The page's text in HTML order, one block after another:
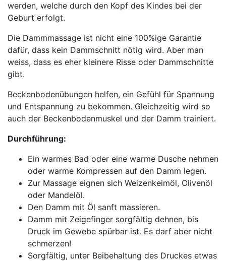
werden, welche durch den Kopf des Kindes bei der
Geburt erfolgt.
Die Dammmassage ist nicht eine 100%ige Garantie
dafür, dass kein Dammschnitt nötig wird. Aber man
weiss, dass es eher kleinere Risse oder Dammschnitte
gibt.
Beckenbodenübungen helfen, ein Gefühl für Spannung
und Entspannung zu bekommen. Gleichzeitig wird so
auch der Beckenbodenmuskel und der Damm trainiert.
Durchführung:
Ein warmes Bad oder eine warme Dusche nehmen
oder warme Kompressen auf den Damm legen.
Zur Massage eignen sich Weizenkeimöl, Olivenöl
oder Mandelöl.
Den Damm mit Öl sanft massieren.
Damm mit Zeigefinger sorgfältig dehnen, bis
Druck im Gewebe spürbar ist. Es darf aber nicht
schmerzen!
Sorgfältig, unter Beibehaltung des Druckes etwas